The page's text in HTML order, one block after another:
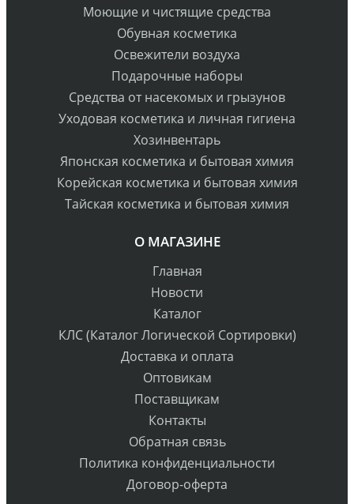
Моющие и чистящие средства
Обувная косметика
Освежители воздуха
Подарочные наборы
Средства от насекомых и грызунов
Уходовая косметика и личная гигиена
Хозинвентарь
Японская косметика и бытовая химия
Корейская косметика и бытовая химия
Тайская косметика и бытовая химия
О МАГАЗИНЕ
Главная
Новости
Каталог
КЛС (Каталог Логической Сортировки)
Доставка и оплата
Оптовикам
Поставщикам
Контакты
Обратная связь
Политика конфиденциальности
Договор-оферта